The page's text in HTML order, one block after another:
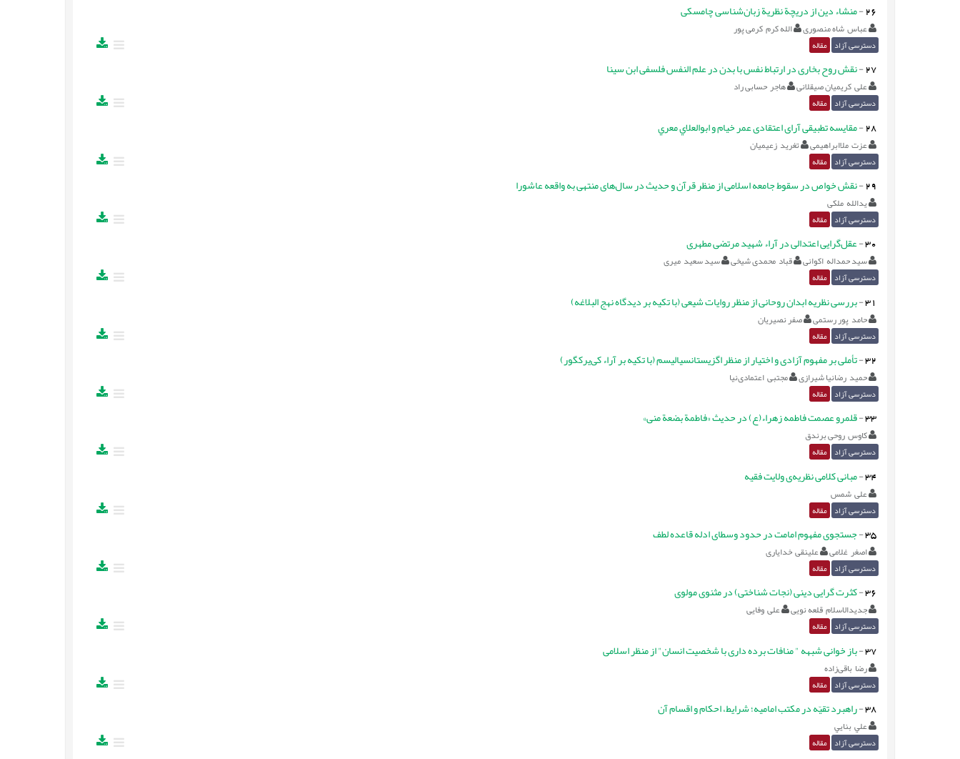
26
-منشاء دین از دریچة نظریة زبان‌شناسی چامسکی
عباس شاه منصوری الله کرم کرمی پور
دسترسی آزاد مقاله
27
-نقش روح بخاری در ارتباط نفس با بدن در علم النفس فلسفی ابن سینا
علی کریمیان صیقلانی هاجر حسابی راد
دسترسی آزاد مقاله
28
-مقایسه تطبیقی آرای اعتقادی‌ عمر خيام و ابوالعلاي‌ معري‌‌
عزت ملاابراهیمی تغرید زعیمیان
دسترسی آزاد مقاله
29
-نقش خواص در سقوط جامعه اسلامی از منظر قرآن و حديث در سال‌های منتهی به واقعه عاشورا
یدالله ملکی
دسترسی آزاد مقاله
30
-عقل‌گرایی اعتدالی در آراء شهید مرتضی مطهری
سید حمداله اکوانی قباد محمدی شیخی سید سعید میری
دسترسی آزاد مقاله
31
-بررسی نظریه ابدان روحانی از منظر روایات شیعی (با تکیه بر دیدگاه نهج البلاغه)
حامد پور رستمی صفر نصیریان
دسترسی آزاد مقاله
32
-تأملی بر مفهوم آزادی و اختیار از منظر اگزیستانسیالیسم (با تكیه بر آراء کی‌یرکگور)
حمید رضانیا شیرازی مجتبی اعتمادی‌نیا
دسترسی آزاد مقاله
33
-قلمرو عصمت فاطمه زهراء(ع) در حدیث «فاطمة بضعة منی»
کاوس روحی برندق
دسترسی آزاد مقاله
34
-مبانی کلامی نظریه‌ی ولایت فقیه
علی شمس
دسترسی آزاد مقاله
35
-جستجوی مفهوم امامت در حدود وسطای ادله قاعده لطف
اصغر غلامی علینقی خدایاری
دسترسی آزاد مقاله
36
-کثرت گرایی دینی (نجات شناختی) در مثنوی مولوی
جدیدالاسلام قلعه نویی علی وفایی
دسترسی آزاد مقاله
37
-باز خوانی شبهه " منافات برده داری با شخصیت انسان" از منظر اسلامی
رضا باقی‌زاده
دسترسی آزاد مقاله
38
-راهبرد تقیّه در مکتب امامیه؛ شرایط، احکام و اقسام آن
علي بنايي
دسترسی آزاد مقاله